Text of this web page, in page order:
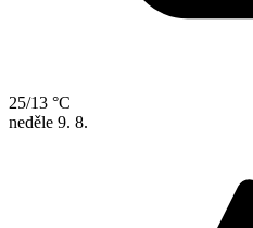
25/13 °C
neděle 9. 8.